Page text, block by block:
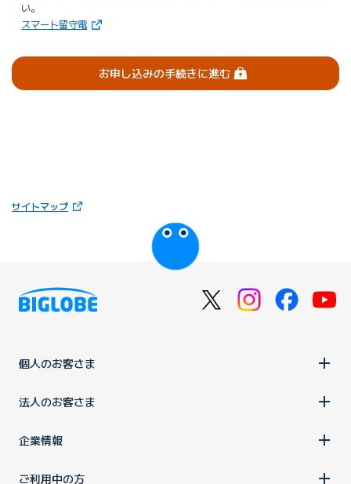
い。
スマート留守電（新しいタブで開きます）
お申し込みの手続きに進む（ログイン）
サイトマップ（新しいタブで開きます）
びっぷるのページ
個人のお客さま
法人のお客さま
企業情報
ご利用中の方